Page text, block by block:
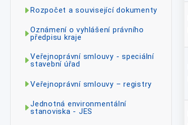
Rozpočet a související dokumenty
Oznámení o vyhlášení právního
předpisu kraje
Veřejnoprávní smlouvy - speciální
stavební úřad
Veřejnoprávní smlouvy – registry
Jednotná environmentální
stanoviska - JES